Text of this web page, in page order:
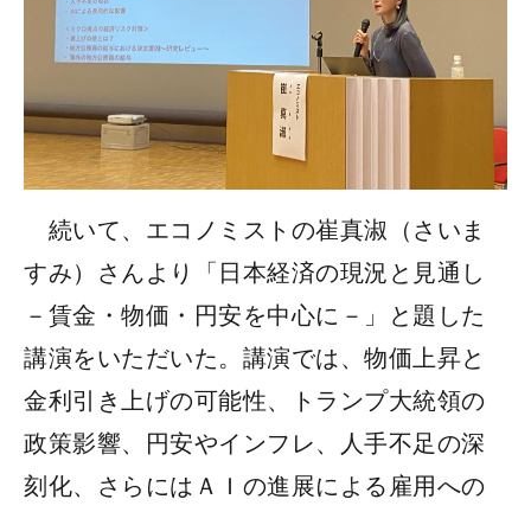
続いて、エコノミストの崔真淑（さいま
すみ）さんより「日本経済の現況と見通し
－賃金・物価・円安を中心に－」と題した
講演をいただいた。講演では、物価上昇と
金利引き上げの可能性、トランプ大統領の
政策影響、円安やインフレ、人手不足の深
刻化、さらにはＡＩの進展による雇用への